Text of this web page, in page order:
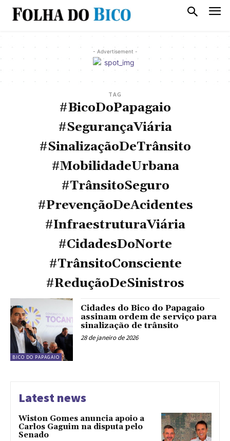
- Advertisement -
TAG
#BicoDoPapagaio
#SegurançaViária
#SinalizaçãoDeTrânsito
#MobilidadeUrbana
#TrânsitoSeguro
#PrevençãoDeAcidentes
#InfraestruturaViária
#CidadesDoNorte
#TrânsitoConsciente
#ReduçãoDeSinistros
BICO DO PAPAGAIO
Cidades do Bico do Papagaio
assinam ordem de serviço para
sinalização de trânsito
28 de janeiro de 2026
Latest news
Wiston Gomes anuncia apoio a
Carlos Gaguim na disputa pelo
Senado